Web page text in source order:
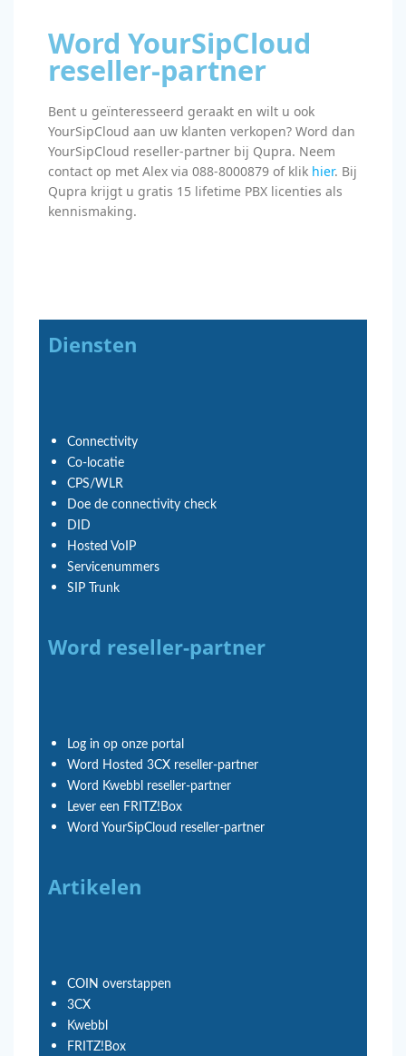
Word YourSipCloud
reseller-partner
Bent u geïnteresseerd geraakt en wilt u ook
YourSipCloud aan uw klanten verkopen? Word dan
YourSipCloud reseller-partner bij Qupra. Neem
contact op met Alex via 088-8000879 of klik hier. Bij
Qupra krijgt u gratis 15 lifetime PBX licenties als
kennismaking.
Diensten
Connectivity
Co-locatie
CPS/WLR
Doe de connectivity check
DID
Hosted VoIP
Servicenummers
SIP Trunk
Word reseller-partner
Log in op onze portal
Word Hosted 3CX reseller-partner
Word Kwebbl reseller-partner
Lever een FRITZ!Box
Word YourSipCloud reseller-partner
Artikelen
COIN overstappen
3CX
Kwebbl
FRITZ!Box